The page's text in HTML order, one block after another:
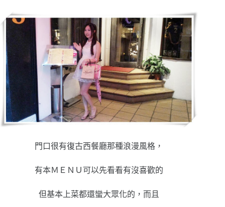
門口很有復古西餐廳那種浪漫風格，
有本ＭＥＮＵ可以先看看有沒喜歡的
但基本上菜都還蠻大眾化的，而且